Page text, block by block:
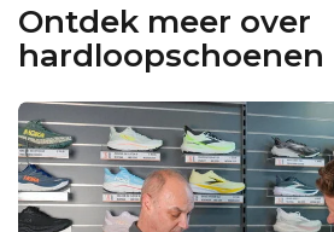
Ontdek meer over
hardloopschoenen